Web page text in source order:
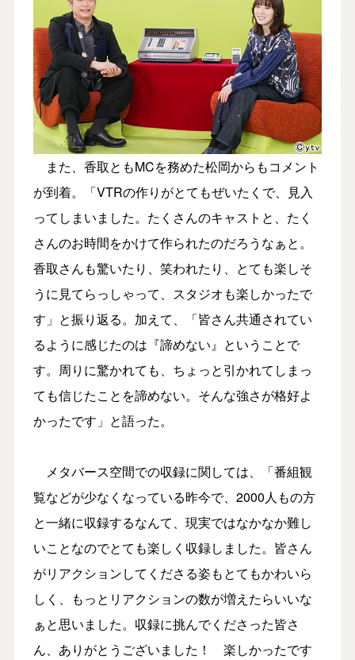
また、香取ともMCを務めた松岡からもコメント
が到着。「VTRの作りがとてもぜいたくで、見入
ってしまいました。たくさんのキャストと、たく
さんのお時間をかけて作られたのだろうなぁと。
香取さんも驚いたり、笑われたり、とても楽しそ
うに見てらっしゃって、スタジオも楽しかったで
す」と振り返る。加えて、「皆さん共通されてい
るように感じたのは『諦めない』ということで
す。周りに驚かれても、ちょっと引かれてしまっ
ても信じたことを諦めない。そんな強さが格好よ
かったです」と語った。
メタバース空間での収録に関しては、「番組観
覧などが少なくなっている昨今で、2000人もの方
と一緒に収録するなんて、現実ではなかなか難し
いことなのでとても楽しく収録しました。皆さん
がリアクションしてくださる姿もとてもかわいら
しく、もっとリアクションの数が増えたらいいな
ぁと思いました。収録に挑んでくださった皆さ
ん、ありがとうございました！ 楽しかったです